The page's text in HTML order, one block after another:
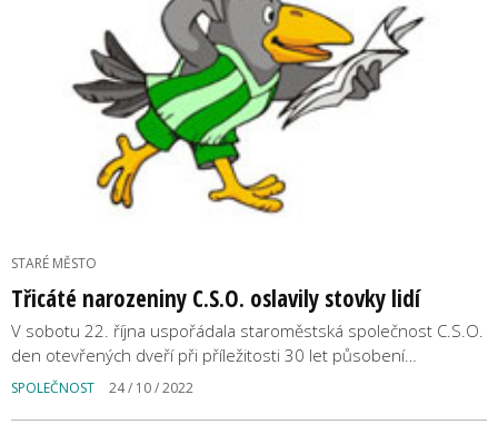
STARÉ MĚSTO
Třicáté narozeniny C.S.O. oslavily stovky lidí
V sobotu 22. října uspořádala staroměstská společnost C.S.O.
den otevřených dveří při příležitosti 30 let působení…
SPOLEČNOST 24 / 10 / 2022